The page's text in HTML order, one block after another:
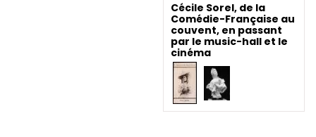
Cécile Sorel, de la
Comédie-Française au
couvent, en passant
par le music-hall et le
cinéma